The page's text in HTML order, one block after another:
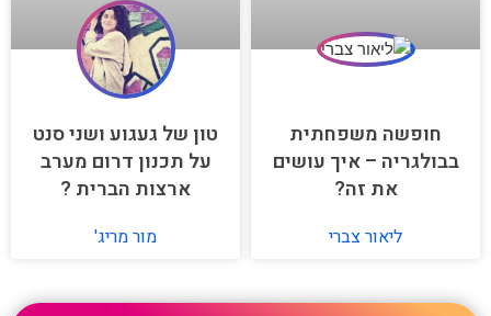
חופשה משפחתית
בבולגריה – איך עושים
את זה?
ליאור צברי
טון של געגוע ושני סנט
על תכנון דרום מערב
ארצות הברית ?
מור מריג'